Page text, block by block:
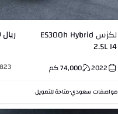
لكزس ES300h Hybrid
2.5L I4
ريال 133,000
2022
74,000كم
مواصفات سعودي•متاحة للتمويل